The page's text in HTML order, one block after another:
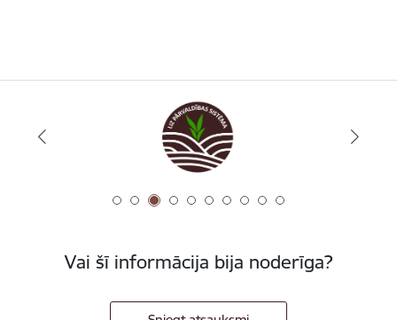
Vai šī informācija bija noderīga?